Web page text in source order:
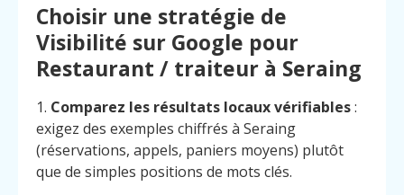
Choisir une stratégie de
Visibilité sur Google pour
Restaurant / traiteur à Seraing
1. Comparez les résultats locaux vérifiables:
exigez des exemples chiffrés à Seraing
(réservations, appels, paniers moyens) plutôt
que de simples positions de mots clés.